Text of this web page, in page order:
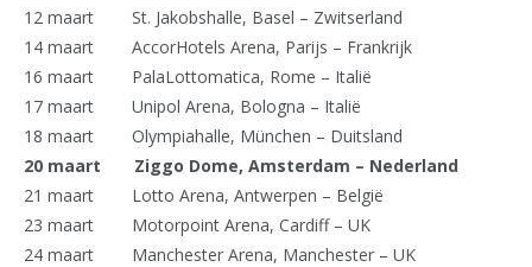
12 maart St. Jakobshalle, Basel – Zwitserland
14 maart AccorHotels Arena, Parijs – Frankrijk
16 maart PalaLottomatica, Rome – Italië
17 maart Unipol Arena, Bologna – Italië
18 maart Olympiahalle, München – Duitsland
20 maart Ziggo Dome, Amsterdam – Nederland
21 maart Lotto Arena, Antwerpen – België
23 maart Motorpoint Arena, Cardiff – UK
24 maart Manchester Arena, Manchester – UK